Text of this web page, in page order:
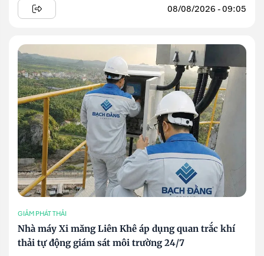
08/08/2026 - 09:05
GIẢM PHÁT THẢI
Nhà máy Xi măng Liên Khê áp dụng quan trắc khí
thải tự động giám sát môi trường 24/7